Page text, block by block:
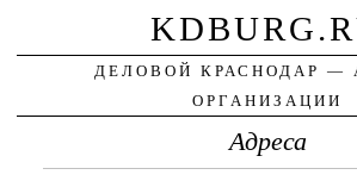
ДЕЛОВОЙ КРАСНОДАР —
ОРГАНИЗАЦИИ
Адреса